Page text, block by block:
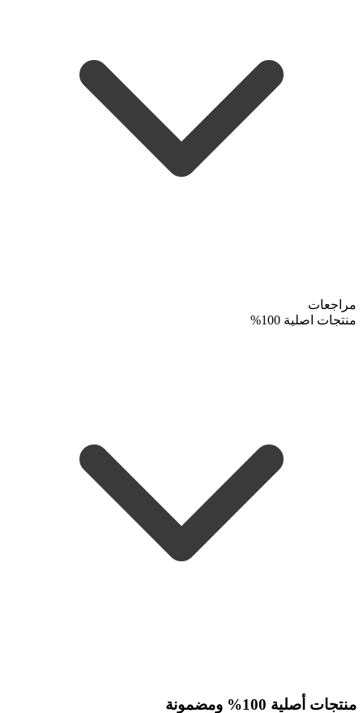
مراجعات
منتجات اصلية 100%
منتجات أصلية 100% ومضمونة